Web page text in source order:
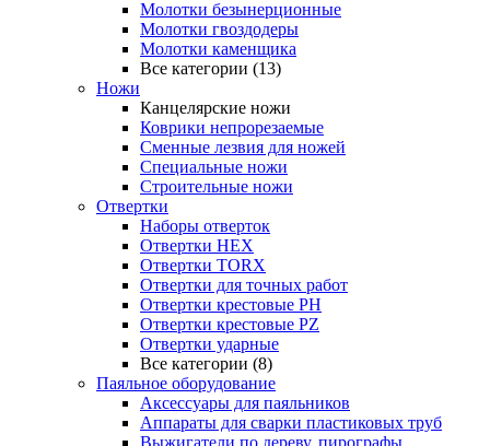
Молотки безынерционные
Молотки гвоздодеры
Молотки каменщика
Все категории (13)
Ножи
Канцелярские ножи
Коврики непрорезаемые
Сменные лезвия для ножей
Специальные ножи
Строительные ножи
Отвертки
Наборы отверток
Отвертки HEX
Отвертки TORX
Отвертки для точных работ
Отвертки крестовые PH
Отвертки крестовые PZ
Отвертки ударные
Все категории (8)
Паяльное оборудование
Аксессуары для паяльников
Аппараты для сварки пластиковых труб
Выжигатели по дереву, пирографы